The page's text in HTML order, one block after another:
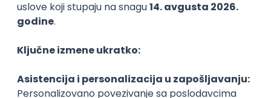
Senior UX Designer
Sipod d.o.o.
Odgovara na prijave
15.08.2026.